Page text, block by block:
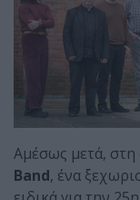
Αμέσως μετά, στη
Band, ένα